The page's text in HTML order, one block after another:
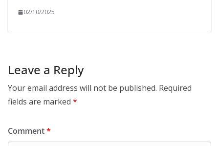
02/10/2025
Leave a Reply
Your email address will not be published. Required
fields are marked *
Comment*